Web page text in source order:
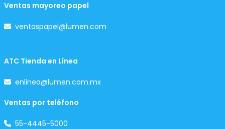
Ventas mayoreo papel
ventaspapel@lumen.com
ATC Tienda en Línea
enlinea@lumen.com.mx
Ventas por teléfono
55-4445-5000